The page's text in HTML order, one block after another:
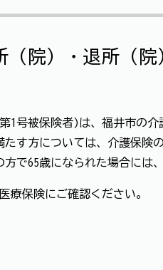
院）・退所（
号被保険者)は、福井市の介
たす方については、介護保
で65歳になられた場合には
療保険にご確認ください。